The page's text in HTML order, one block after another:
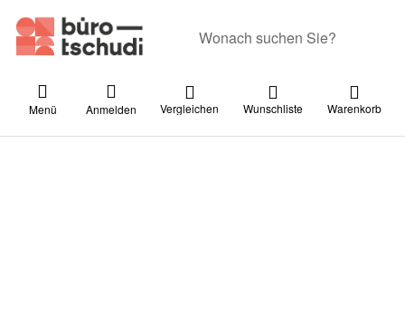
Menü Anmelden Vergleichen Wunschliste Warenkorb